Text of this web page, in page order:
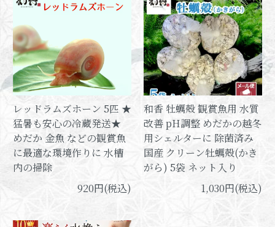
レッドラムズホーン 5匹 ★
猛暑も安心の冷蔵発送★
めだか 金魚 などの観賞魚
に最適な環境作りに 水槽
内の掃除
920円(税込)
和香 牡蠣殻 観賞魚用 水質
改善 pH調整 めだかの越冬
用シェルターに 除菌済み
国産 クリーン牡蠣殻(かき
がら) 5袋 ネット入り
1,030円(税込)